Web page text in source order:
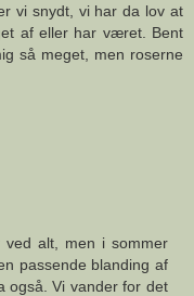
vi snydt, vi har da lov at
af eller har været. Bent
så meget, men roserne
alt, men i sommer
passende blanding af
også. Vi vander for det